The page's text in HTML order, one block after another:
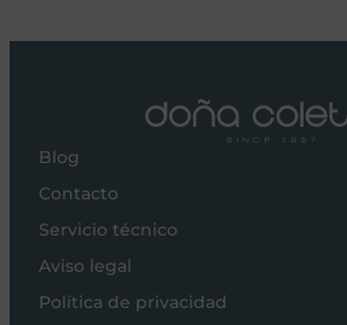
Blog
Contacto
Servicio técnico
Aviso legal
Política de privacidad